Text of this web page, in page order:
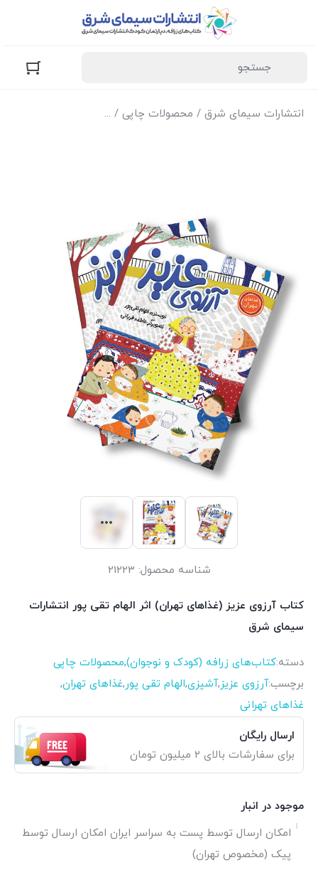
انتشارات سیمای شرق / محصولات چاپی / کتاب‌های زرافه (کودک
شناسه محصول: 21223
کتاب آرزوی عزیز (غذاهای تهران) اثر الهام تقی پور انتشارات
سیمای شرق
دسته:کتاب‌های زرافه (کودک و نوجوان),محصولات چاپی
برچسب:آرزوی عزیز,آشپزی,الهام تقی پور,غذاهای تهران,
غذاهای تهرانی
ارسال رایگان
برای سفارشات بالای 2 میلیون تومان
موجود در انبار
امکان ارسال توسط پست به سراسر ایران امکان ارسال توسط
پیک (مخصوص تهران)